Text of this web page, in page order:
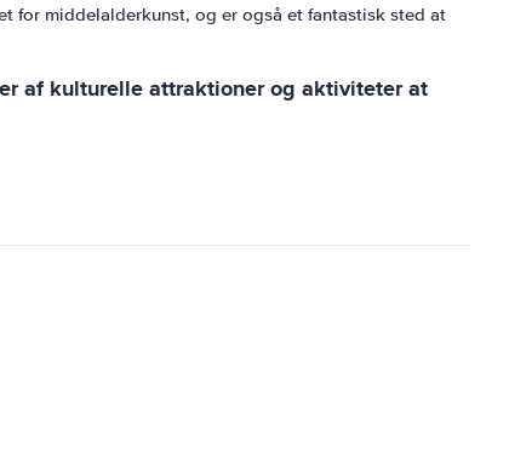
for middelalderkunst, og er også et fantastisk sted at
af kulturelle attraktioner og aktiviteter at